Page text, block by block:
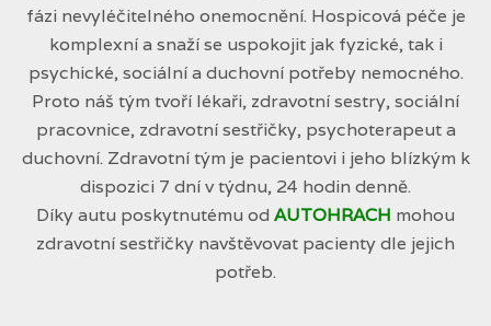
fázi nevyléčitelného onemocnění. Hospicová péče je
komplexní a snaží se uspokojit jak fyzické, tak i
psychické, sociální a duchovní potřeby nemocného.
Proto náš tým tvoří lékaři, zdravotní sestry, sociální
pracovnice, zdravotní sestřičky, psychoterapeut a
duchovní. Zdravotní tým je pacientovi i jeho blízkým k
dispozici 7 dní v týdnu, 24 hodin denně.
Díky autu poskytnutému od AUTOHRACH mohou
zdravotní sestřičky navštěvovat pacienty dle jejich
potřeb.